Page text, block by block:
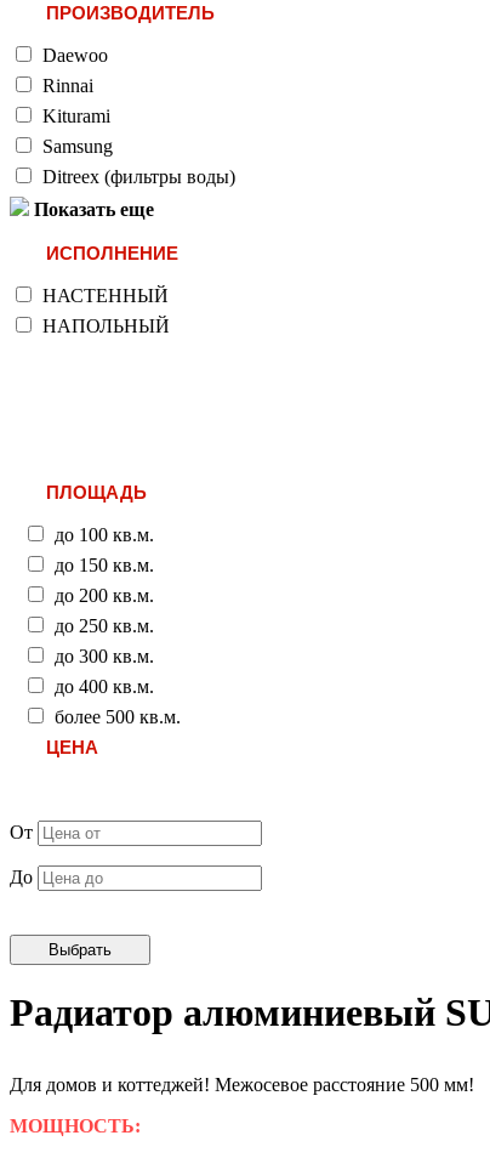
ПРОИЗВОДИТЕЛЬ
Daewoo
Rinnai
Kiturami
Samsung
Ditreex (фильтры воды)
Показать еще
ИСПОЛНЕНИЕ
НАСТЕННЫЙ
НАПОЛЬНЫЙ
ПЛОЩАДЬ
до 100 кв.м.
до 150 кв.м.
до 200 кв.м.
до 250 кв.м.
до 300 кв.м.
до 400 кв.м.
более 500 кв.м.
ЦЕНА
От
До
Радиатор алюминиевый
Для домов и коттеджей! Межосевое расстояние 500 мм!
МОЩНОСТЬ: